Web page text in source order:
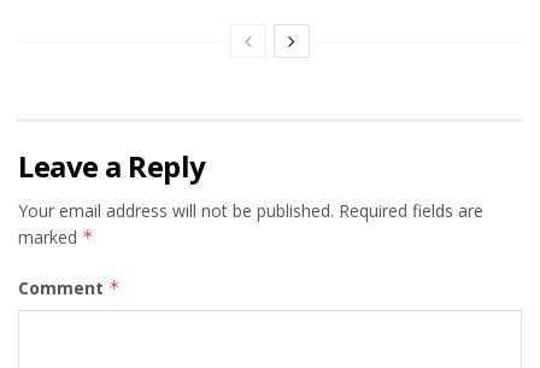
Leave a Reply
Your email address will not be published. Required fields are
marked *
Comment *